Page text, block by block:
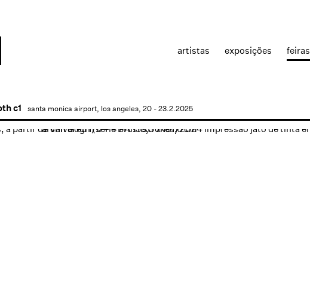
artistas exposições feiras
santa monica airport, los angeles, 20 - 23.2.2025
c1
Open a larger version of the following image in a popup: